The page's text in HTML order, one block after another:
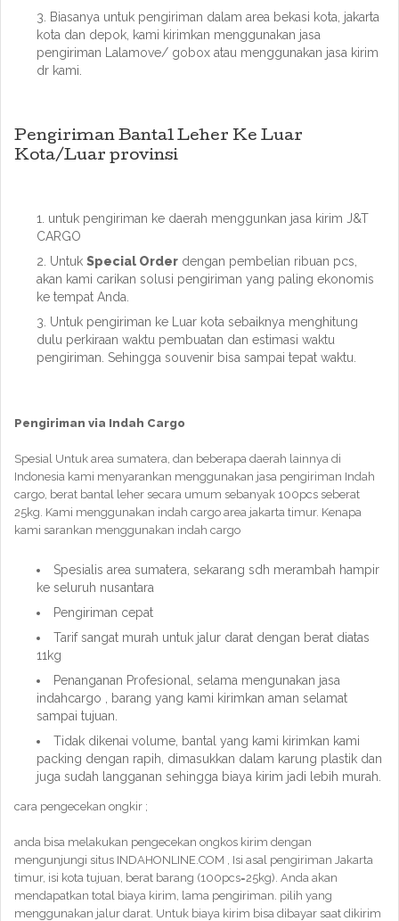
Biasanya untuk pengiriman dalam area bekasi kota, jakarta
kota dan depok, kami kirimkan menggunakan jasa
pengiriman Lalamove/ gobox atau menggunakan jasa kirim
dr kami.
Pengiriman Bantal Leher Ke Luar
Kota/Luar provinsi
untuk pengiriman ke daerah menggunkan jasa kirim J&T
CARGO
Untuk Special Order dengan pembelian ribuan pcs,
akan kami carikan solusi pengiriman yang paling ekonomis
ke tempat Anda.
Untuk pengiriman ke Luar kota sebaiknya menghitung
dulu perkiraan waktu pembuatan dan estimasi waktu
pengiriman. Sehingga souvenir bisa sampai tepat waktu.
Pengiriman via Indah Cargo
Spesial Untuk area sumatera, dan beberapa daerah lainnya di
Indonesia kami menyarankan menggunakan jasa pengiriman Indah
cargo, berat bantal leher secara umum sebanyak 100pcs seberat
25kg. Kami menggunakan indah cargo area jakarta timur. Kenapa
kami sarankan menggunakan indah cargo
Spesialis area sumatera, sekarang sdh merambah hampir
ke seluruh nusantara
Pengiriman cepat
Tarif sangat murah untuk jalur darat dengan berat diatas
11kg
Penanganan Profesional, selama mengunakan jasa
indahcargo , barang yang kami kirimkan aman selamat
sampai tujuan.
Tidak dikenai volume, bantal yang kami kirimkan kami
packing dengan rapih, dimasukkan dalam karung plastik dan
juga sudah langganan sehingga biaya kirim jadi lebih murah.
cara pengecekan ongkir ;
anda bisa melakukan pengecekan ongkos kirim dengan
mengunjungi situs INDAHONLINE.COM , Isi asal pengiriman Jakarta
timur, isi kota tujuan, berat barang (100pcs=25kg). Anda akan
mendapatkan total biaya kirim, lama pengiriman. pilih yang
menggunakan jalur darat. Untuk biaya kirim bisa dibayar saat dikirim